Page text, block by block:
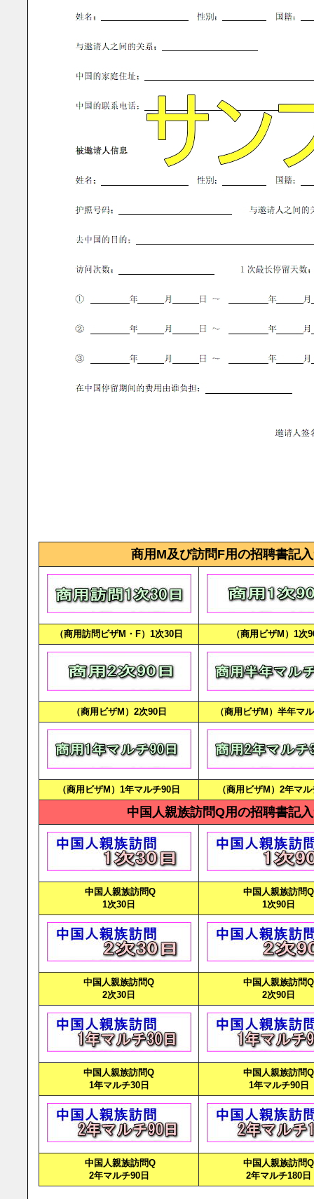
商用M及び訪問F用の招聘書記
（商用訪問ビザM・F）1次30日 （商用ビザM）1次
（商用ビザM）2次90日 （商用ビザM）半年マ
（商用ビザM）1年マルチ90日 （商用ビザM）2年マ
中国人親族訪問Q用の招聘書記
中国人親族訪問Q
1次30日
中国人親族訪問Q
1次90日
中国人親族訪問Q
2次30日
中国人親族訪問Q
2次90日
中国人親族訪問Q
1年マルチ30日
中国人親族訪問Q
1年マルチ90日
中国人親族訪問Q
2年マルチ90日
中国人親族訪問Q
2年マルチ180日